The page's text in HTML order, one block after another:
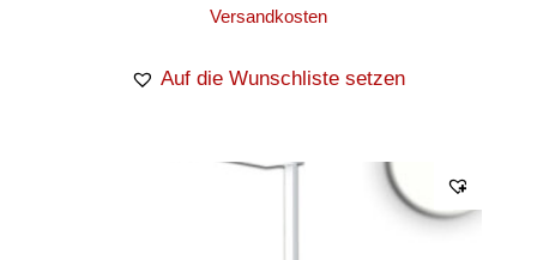
Versandkosten
Auf die Wunschliste setzen